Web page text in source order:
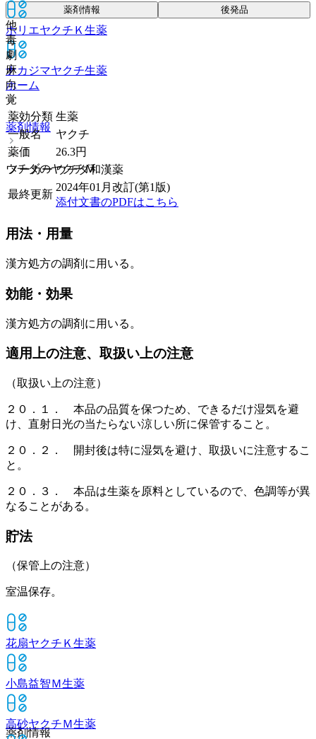
ホリエヤクチＫ 生薬
ナカジマヤクチ生薬
ホーム
薬剤情報
ウチダのヤクチＭ
薬剤情報 後発品
他
毒
劇
麻
向
覚
薬効分類 生薬
一般名
ヤクチ
薬価
26.3円
メーカー ウチダ和漢薬
最終更新
2024年01月改訂(第1版)
添付文書のPDFはこちら
用法・用量
漢方処方の調剤に用いる。
効能・効果
漢方処方の調剤に用いる。
適用上の注意、取扱い上の注意
（取扱い上の注意）
２０．１． 本品の品質を保つため、できるだけ湿気を避
け、直射日光の当たらない涼しい所に保管すること。
２０．２． 開封後は特に湿気を避け、取扱いに注意するこ
と。
２０．３． 本品は生薬を原料としているので、色調等が異
なることがある。
貯法
（保管上の注意）
室温保存。
花扇ヤクチＫ 生薬
小島益智Ｍ生薬
高砂ヤクチＭ生薬
薬剤情報